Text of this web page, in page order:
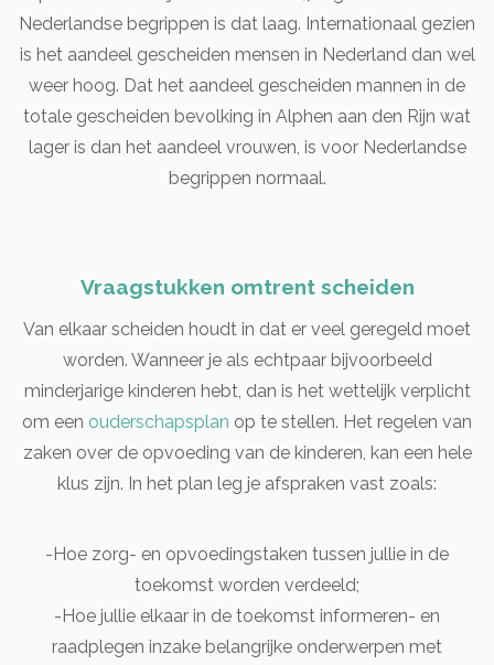
Nederlandse begrippen is dat laag. Internationaal gezien
is het aandeel gescheiden mensen in Nederland dan wel
weer hoog. Dat het aandeel gescheiden mannen in de
totale gescheiden bevolking in Alphen aan den Rijn wat
lager is dan het aandeel vrouwen, is voor Nederlandse
begrippen normaal.
Vraagstukken omtrent scheiden
Van elkaar scheiden houdt in dat er veel geregeld moet
worden. Wanneer je als echtpaar bijvoorbeeld
minderjarige kinderen hebt, dan is het wettelijk verplicht
om een ouderschapsplan op te stellen. Het regelen van
zaken over de opvoeding van de kinderen, kan een hele
klus zijn. In het plan leg je afspraken vast zoals:
-Hoe zorg- en opvoedingstaken tussen jullie in de
toekomst worden verdeeld;
-Hoe jullie elkaar in de toekomst informeren- en
raadplegen inzake belangrijke onderwerpen met